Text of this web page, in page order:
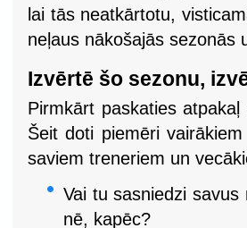
lai tās neatkārtotu,
neļaus nākošajās sezonās
Izvērtē šo sezonu,
Pirmkārt paskaties
Šeit doti piemēri
saviem treneriem un
Vai tu sasniedzi
nē, kapēc?